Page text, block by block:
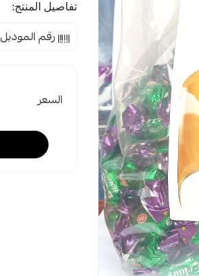
تفاصيل المنتج:
رقم الموديل
السعر